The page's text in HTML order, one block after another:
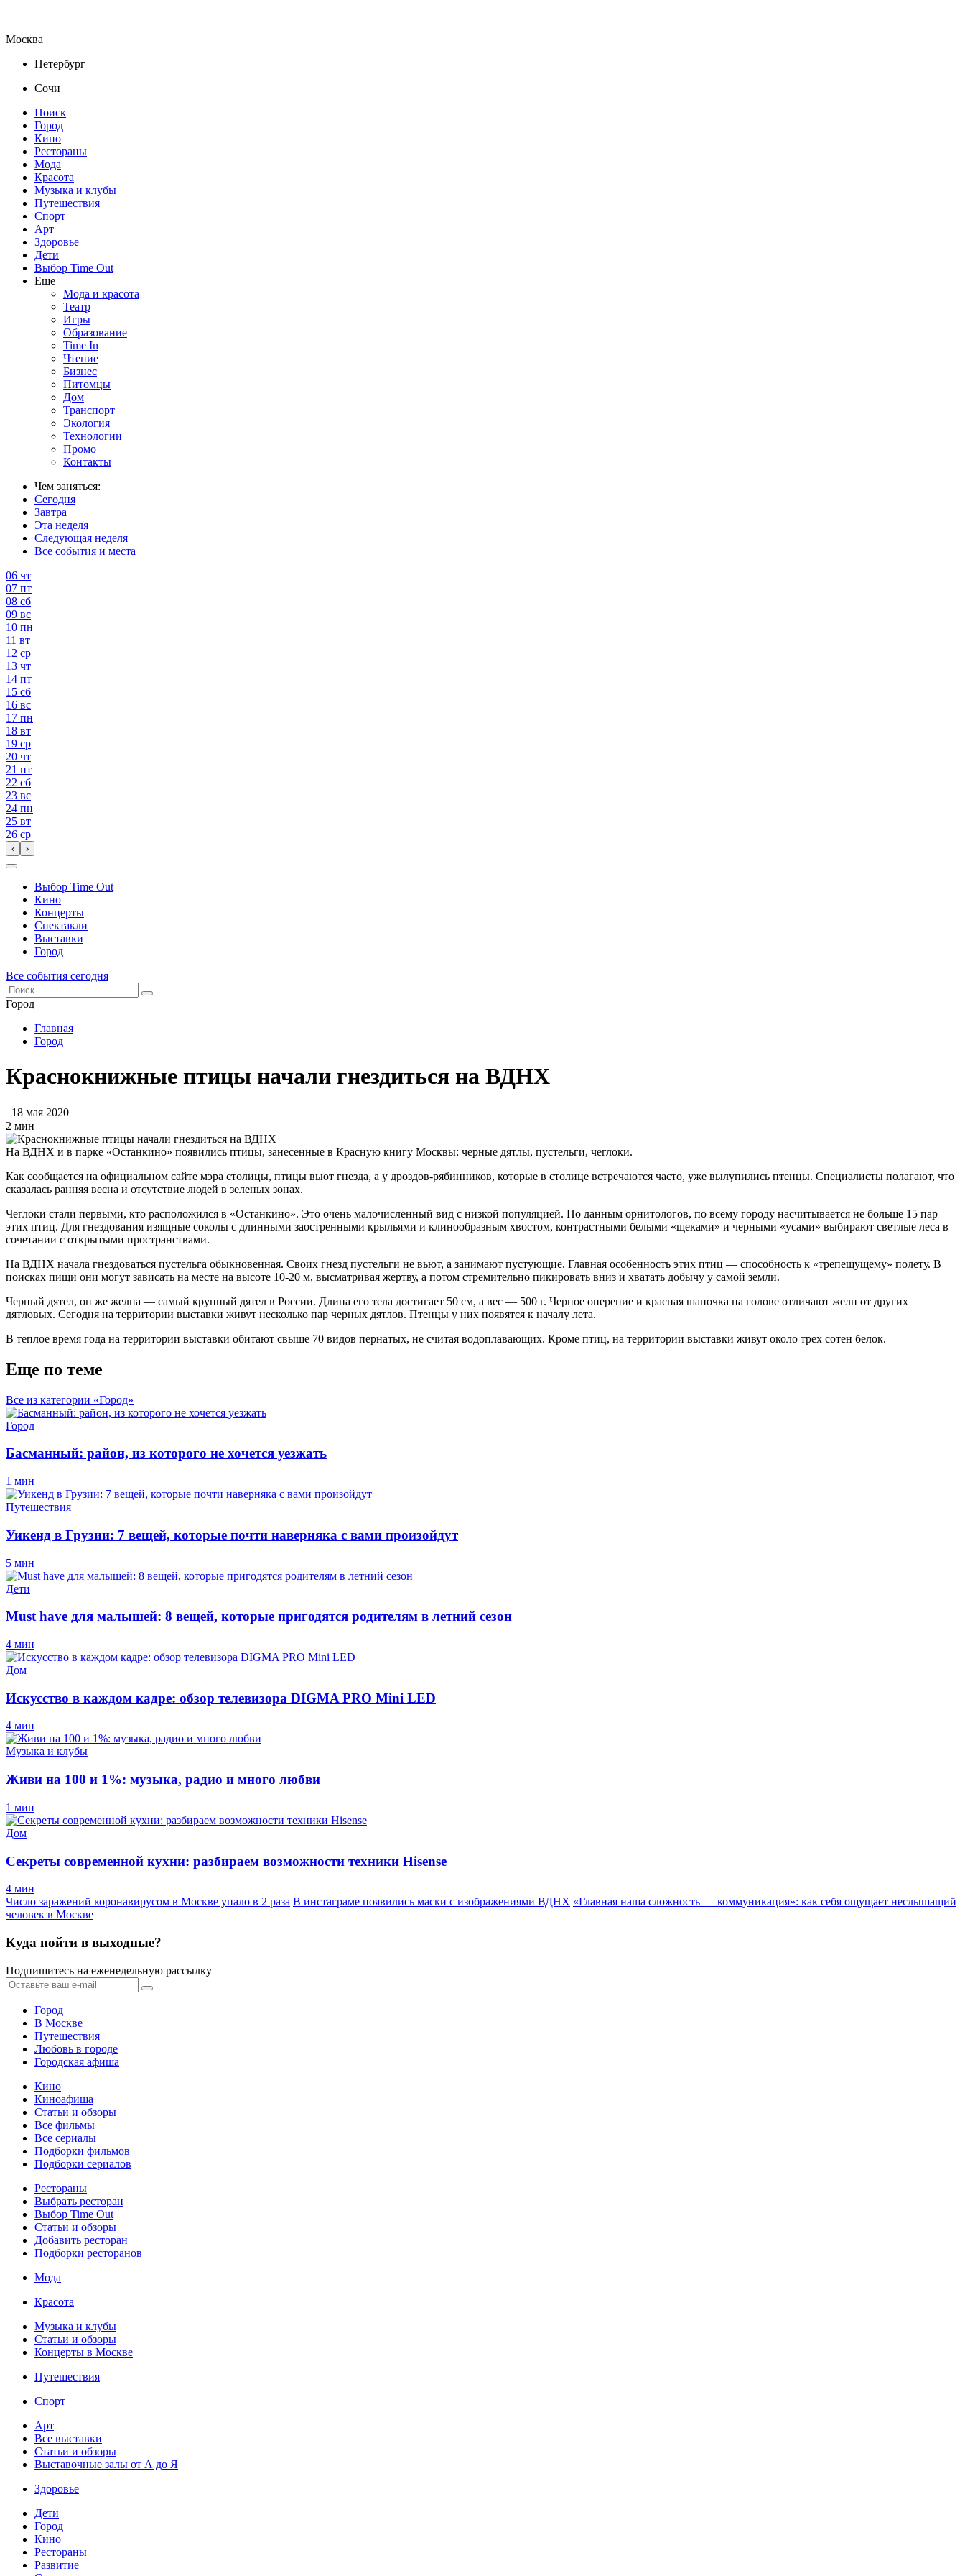
Москва
Петербург
Сочи
Поиск
Город
Кино
Рестораны
Мода
Красота
Музыка и клубы
Путешествия
Спорт
Арт
Здоровье
Дети
Выбор Time Out
Еще
Мода и красота
Театр
Игры
Образование
Time In
Чтение
Бизнес
Питомцы
Дом
Транспорт
Экология
Технологии
Промо
Контакты
Чем заняться:
Сегодня
Завтра
Эта неделя
Следующая неделя
Все события и места
06 чт
07 пт
08 сб
09 вс
10 пн
11 вт
12 ср
13 чт
14 пт
15 сб
16 вс
17 пн
18 вт
19 ср
20 чт
21 пт
22 сб
23 вс
24 пн
25 вт
26 ср
‹ ›
Выбор Time Out
Кино
Концерты
Спектакли
Выставки
Город
Все события сегодня
Город
Главная
Город
Краснокнижные птицы начали гнездиться на ВДНХ
18 мая 2020
2 мин
На ВДНХ и в парке «Останкино» появились птицы, занесенные в Красную книгу Москвы: черные дятлы, пустельги, чеглоки.
Как сообщается на официальном сайте мэра столицы, птицы вьют гнезда, а у дроздов-рябинников, которые в столице встречаются часто, уже вылупились птенцы. Специалисты полагают, что
сказалась ранняя весна и отсутствие людей в зеленых зонах.
Чеглоки стали первыми, кто расположился в «Останкино». Это очень малочисленный вид с низкой популяцией. По данным орнитологов, по всему городу насчитывается не больше 15 пар
этих птиц. Для гнездования изящные соколы с длинными заостренными крыльями и клинообразным хвостом, контрастными белыми «щеками» и черными «усами» выбирают светлые леса в
сочетании с открытыми пространствами.
На ВДНХ начала гнездоваться пустельга обыкновенная. Своих гнезд пустельги не вьют, а занимают пустующие. Главная особенность этих птиц — способность к «трепещущему» полету. В
поисках пищи они могут зависать на месте на высоте 10-20 м, высматривая жертву, а потом стремительно пикировать вниз и хватать добычу у самой земли.
Черный дятел, он же желна — самый крупный дятел в России. Длина его тела достигает 50 см, а вес — 500 г. Черное оперение и красная шапочка на голове отличают желн от других
дятловых. Сегодня на территории выставки живут несколько пар черных дятлов. Птенцы у них появятся к началу лета.
В теплое время года на территории выставки обитают свыше 70 видов пернатых, не считая водоплавающих. Кроме птиц, на территории выставки живут около трех сотен белок.
Еще по теме
Все из категории «Город»
Город
Басманный: район, из которого не хочется уезжать
1 мин
Путешествия
Уикенд в Грузии: 7 вещей, которые почти наверняка с вами произойдут
5 мин
Дети
Must have для малышей: 8 вещей, которые пригодятся родителям в летний сезон
4 мин
Дом
Искусство в каждом кадре: обзор телевизора DIGMA PRO Mini LED
4 мин
Музыка и клубы
Живи на 100 и 1%: музыка, радио и много любви
1 мин
Дом
Секреты современной кухни: разбираем возможности техники Hisense
4 мин
Число заражений коронавирусом в Москве упало в 2 раза В инстаграме появились маски с изображениями ВДНХ «Главная наша сложность — коммуникация»: как себя ощущает неслышащий
человек в Москве
Куда пойти в выходные?
Подпишитесь на еженедельную рассылку
Город
В Москве
Путешествия
Любовь в городе
Городская афиша
Кино
Киноафиша
Статьи и обзоры
Все фильмы
Все сериалы
Подборки фильмов
Подборки сериалов
Рестораны
Выбрать ресторан
Выбор Time Out
Статьи и обзоры
Добавить ресторан
Подборки ресторанов
Мода
Красота
Музыка и клубы
Статьи и обзоры
Концерты в Москве
Путешествия
Спорт
Арт
Все выставки
Статьи и обзоры
Выставочные залы от А до Я
Здоровье
Дети
Город
Кино
Рестораны
Развитие